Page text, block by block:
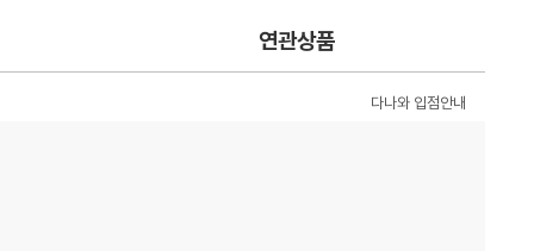
연관상품
다나와 입점안내